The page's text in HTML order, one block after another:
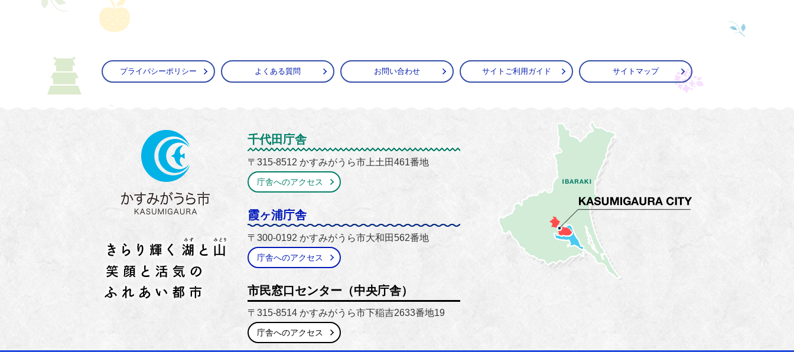
プライバシーポリシー よくある質問 お問い合わせ サイトご利用ガイド サイトマップ
かすみがうら市
千代田庁舎
〒315-8512 かすみがうら市上土田461番地
庁舎へのアクセス
霞ヶ浦庁舎
〒300-0192 かすみがうら市大和田562番地
庁舎へのアクセス
市民窓口センター（中央庁舎）
〒315-8514 かすみがうら市下稲吉2633番地19
庁舎へのアクセス